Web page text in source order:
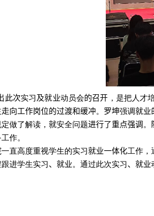
此次实习及就业动员会的召开 ，是把人才
走向工作岗位的过渡和缓冲。 罗坤强调就业
做了解读， 就安全问题进行了重点强调 。
作。
一直高度重视学生的实习就业一体化工作，
进学生实习、就业。通过此次实习、就业